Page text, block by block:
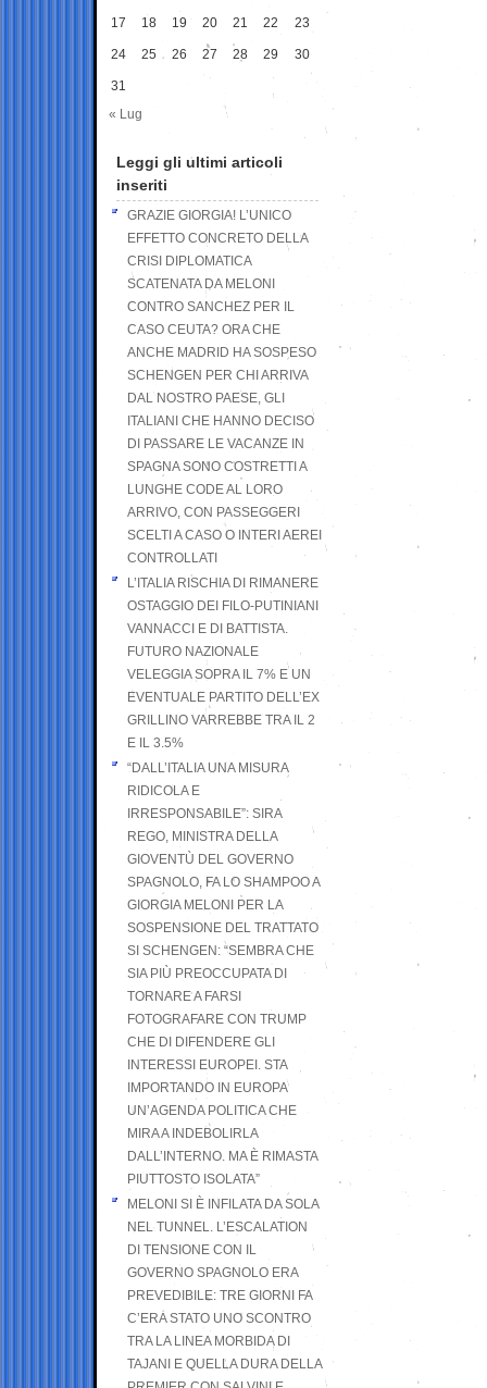
17 18 19 20 21 22 23
24 25 26 27 28 29 30
31
« Lug
Leggi gli ultimi articoli
inseriti
GRAZIE GIORGIA! L’UNICO
EFFETTO CONCRETO DELLA
CRISI DIPLOMATICA
SCATENATA DA MELONI
CONTRO SANCHEZ PER IL
CASO CEUTA? ORA CHE
ANCHE MADRID HA SOSPESO
SCHENGEN PER CHI ARRIVA
DAL NOSTRO PAESE, GLI
ITALIANI CHE HANNO DECISO
DI PASSARE LE VACANZE IN
SPAGNA SONO COSTRETTI A
LUNGHE CODE AL LORO
ARRIVO, CON PASSEGGERI
SCELTI A CASO O INTERI AEREI
CONTROLLATI
L’ITALIA RISCHIA DI RIMANERE
OSTAGGIO DEI FILO-PUTINIANI
VANNACCI E DI BATTISTA.
FUTURO NAZIONALE
VELEGGIA SOPRA IL 7% E UN
EVENTUALE PARTITO DELL’EX
GRILLINO VARREBBE TRA IL 2
E IL 3.5%
“DALL’ITALIA UNA MISURA
RIDICOLA E
IRRESPONSABILE”: SIRA
REGO, MINISTRA DELLA
GIOVENTÙ DEL GOVERNO
SPAGNOLO, FA LO SHAMPOO A
GIORGIA MELONI PER LA
SOSPENSIONE DEL TRATTATO
SI SCHENGEN: “SEMBRA CHE
SIA PIÙ PREOCCUPATA DI
TORNARE A FARSI
FOTOGRAFARE CON TRUMP
CHE DI DIFENDERE GLI
INTERESSI EUROPEI. STA
IMPORTANDO IN EUROPA
UN’AGENDA POLITICA CHE
MIRA A INDEBOLIRLA
DALL’INTERNO. MA È RIMASTA
PIUTTOSTO ISOLATA”
MELONI SI È INFILATA DA SOLA
NEL TUNNEL. L’ESCALATION
DI TENSIONE CON IL
GOVERNO SPAGNOLO ERA
PREVEDIBILE: TRE GIORNI FA
C’ERA STATO UNO SCONTRO
TRA LA LINEA MORBIDA DI
TAJANI E QUELLA DURA DELLA